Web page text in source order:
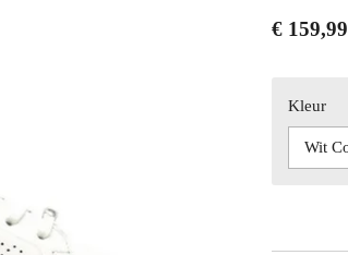
€ 159,99
Kleur